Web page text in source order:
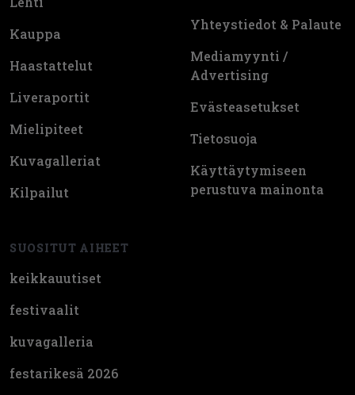
Kauppa
Haastattelut
Liveraportit
Mielipiteet
Kuvagalleriat
Kilpailut
SUOSITUT AIHEET
keikkauutiset
festivaalit
kuvagalleria
festarikesä 2026
Yhteystiedot & Palaute
Mediamyynti /
Advertising
Evästeasetukset
Tietosuoja
Käyttäytymiseen
perustuva mainonta